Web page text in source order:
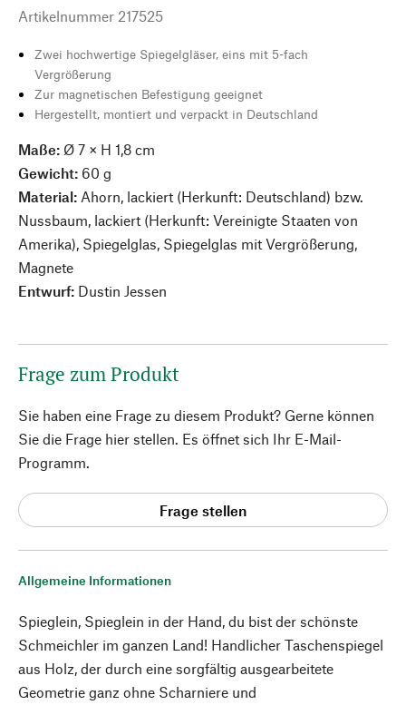
Allgemeine Informationen
Spieglein, Spieglein in der Hand, du bist der schönste
Schmeichler im ganzen Land! Handlicher Taschenspiegel
aus Holz, der durch eine sorgfältig ausgearbeitete
Geometrie ganz ohne Scharniere und
Artikelnummer 217525
Zwei hochwertige Spiegelgläser, eins mit 5-fach
Vergrößerung
Zur magnetischen Befestigung geeignet
Hergestellt, montiert und verpackt in Deutschland
Maße: Ø 7 × H 1,8 cm
Gewicht: 60 g
Material: Ahorn, lackiert (Herkunft: Deutschland) bzw.
Nussbaum, lackiert (Herkunft: Vereinigte Staaten von
Amerika), Spiegelglas, Spiegelglas mit Vergrößerung,
Magnete
Entwurf: Dustin Jessen
Frage zum Produkt
Sie haben eine Frage zu diesem Produkt? Gerne können
Sie die Frage hier stellen. Es öffnet sich Ihr E-Mail-
Programm.
Frage stellen